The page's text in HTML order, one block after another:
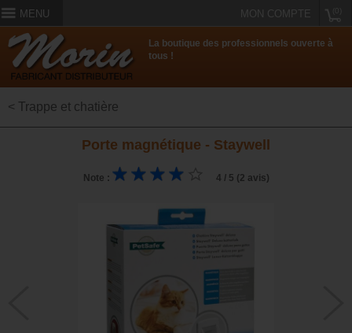
MENU MON COMPTE
La boutique des professionnels ouverte à
tous !
< Trappe et chatière
Porte magnétique - Staywell
Note : 4 / 5 (2 avis)